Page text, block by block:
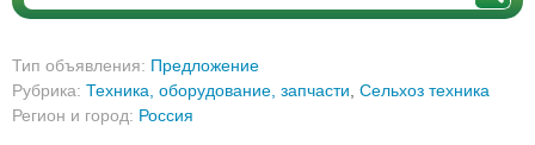
Тип объявления: Предложение
Рубрика: Техника, оборудование, запчасти Сельхоз техника
Регион и город: Россия